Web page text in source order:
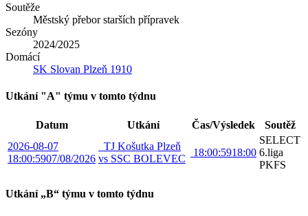
Soutěže
Městský přebor starších přípravek
Sezóny
2024/2025
Domácí
SK Slovan Plzeň 1910
Utkání "A" týmu v tomto týdnu
Datum Utkání Čas/Výsledek
Soutěž
2026-08-07
18:00:5907/08/2026
TJ Košutka Plzeň
vs SSC BOLEVEC
18:00:5918:00
SELECT
6.liga
PKFS
Utkání „B“ týmu v tomto týdnu